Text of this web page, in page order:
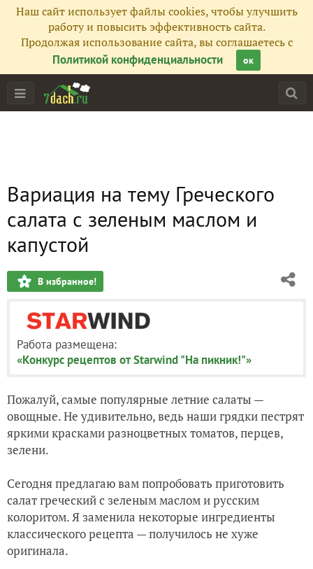
Наш сайт использует файлы cookies, чтобы улучшить
работу и повысить эффективность сайта.
Продолжая использование сайта, вы соглашаетесь с
Политикой конфиденциальности
ок
Вариация на тему Греческого
салата с зеленым маслом и
капустой
В избранное!
Работа размещена:
«Конкурс рецептов от Starwind "На пикник!"»
Пожалуй, самые популярные летние салаты —
овощные. Не удивительно, ведь наши грядки пестрят
яркими красками разноцветных томатов, перцев,
зелени.
Сегодня предлагаю вам попробовать приготовить
салат греческий с зеленым маслом и русским
колоритом. Я заменила некоторые ингредиенты
классического рецепта — получилось не хуже
оригинала.